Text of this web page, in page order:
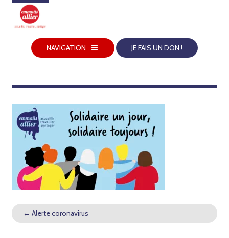
NAVIGATION JE FAIS UN DON !
← Alerte coronavirus